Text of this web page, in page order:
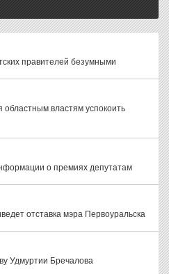
правителей безумными
областным властям успокоить
о премиях депутатам
отставка мэра Первоуральска
Удмуртии Бречалова